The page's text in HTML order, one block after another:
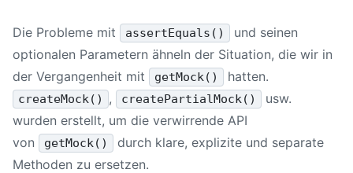
Die Probleme mit assertEquals()
und seinen
optionalen Parametern ähneln der Situation, die wir in
der Vergangenheit mit
getMock() hatten.
createMock() , createPartialMock()
usw.
wurden erstellt, um die verwirrende API
von
getMock()
durch klare, explizite und separate
Methoden zu ersetzen.